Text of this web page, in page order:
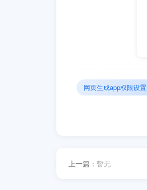
网页生成app权限设置
上一篇： 暂无